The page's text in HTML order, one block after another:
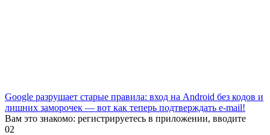
Google разрушает старые правила: вход на Android без кодов и
лишних заморочек — вот как теперь подтверждать e-mail!
Вам это знакомо: регистрируетесь в приложении, вводите
02